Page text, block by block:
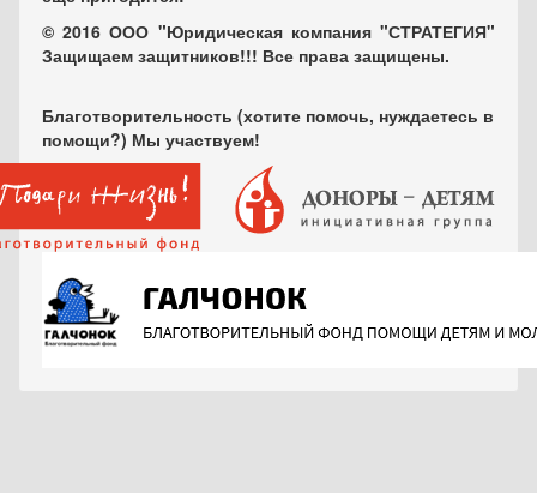
© 2016 ООО "Юридическая компания "СТРАТЕГИЯ"
Защищаем защитников!!! Все права защищены.
Благотворительность (хотите помочь, нуждаетесь в
помощи?) Мы участвуем!